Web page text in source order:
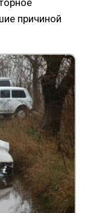
причиной